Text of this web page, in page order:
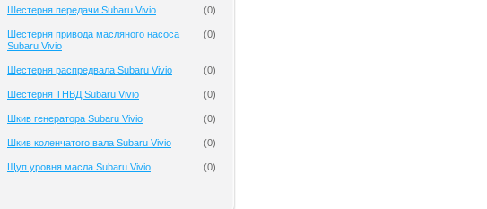
Шестерня передачи Subaru Vivio (0)
Шестерня привода масляного насоса
Subaru Vivio
(0)
Шестерня распредвала Subaru Vivio (0)
Шестерня ТНВД Subaru Vivio (0)
Шкив генератора Subaru Vivio (0)
Шкив коленчатого вала Subaru Vivio (0)
Щуп уровня масла Subaru Vivio (0)